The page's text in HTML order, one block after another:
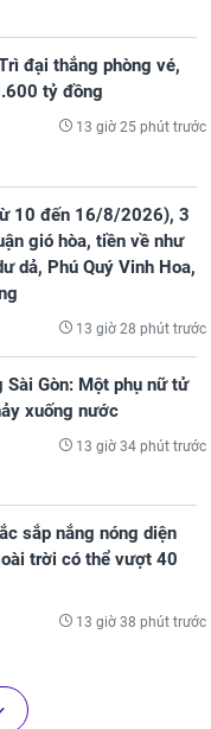
đại thắng phòng vé,
tỷ đồng
13 giờ 25 phút trước
10 đến 16/8/2026), 3
gió hòa, tiền về như
dả, Phú Quý Vinh Hoa,
13 giờ 28 phút trước
Sài Gòn: Một phụ nữ tử
xuống nước
13 giờ 34 phút trước
sắp nắng nóng diện
trời có thể vượt 40
13 giờ 38 phút trước